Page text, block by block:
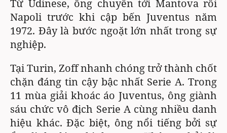
Từ Udinese, ông chuyển tới Mantova rồi
Napoli trước khi cập bến Juventus năm
1972. Đây là bước ngoặt lớn nhất trong sự
nghiệp.
Tại Turin, Zoff nhanh chóng trở thành chốt
chặn đáng tin cậy bậc nhất Serie A. Trong
11 mùa giải khoác áo Juventus, ông giành
sáu chức vô địch Serie A cùng nhiều danh
hiệu khác. Đặc biệt, ông nổi tiếng bởi sự